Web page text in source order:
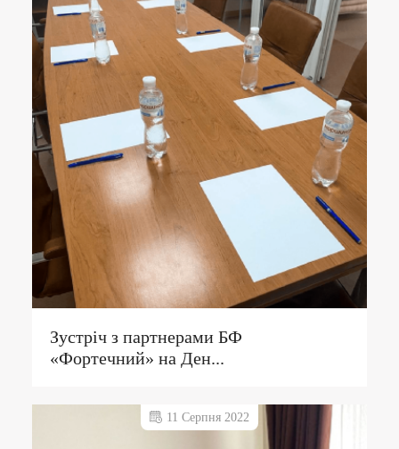
Зустріч з партнерами БФ
«Фортечний» на Ден...
11 Серпня 2022